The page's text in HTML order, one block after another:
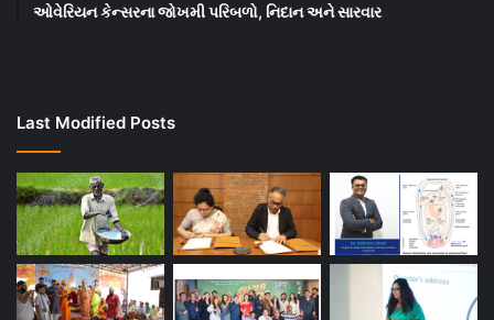
ઓવેરિયન કેન્સરના જોખમી પરિબળો, નિદાન અને સારવાર
Last Modified Posts